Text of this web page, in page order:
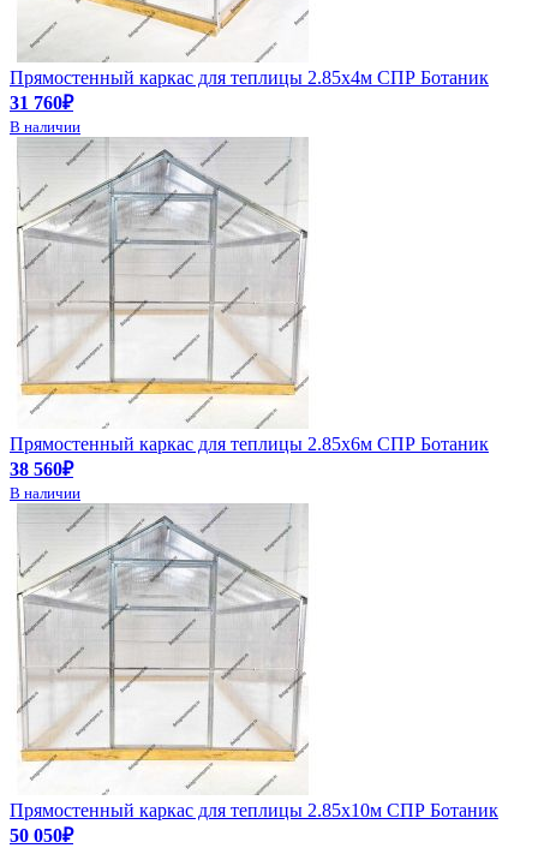
Прямостенный каркас для теплицы 2.85х4м СПР Ботаник
31 760₽
В наличии
Прямостенный каркас для теплицы 2.85х6м СПР Ботаник
38 560₽
В наличии
Прямостенный каркас для теплицы 2.85х10м СПР Ботаник
50 050₽